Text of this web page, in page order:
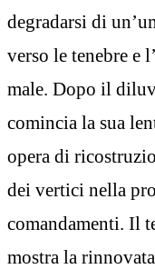
degradarsi di
verso le tenebre e
male. Dopo il
comincia la sua
opera di
dei vertici nella
comandamenti. Il
mostra la